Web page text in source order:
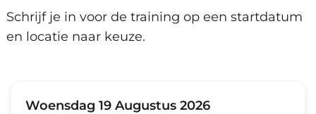
Schrijf je in voor de training op een startdatum
en locatie naar keuze.
Woensdag 19 Augustus 2026
Virtueel.